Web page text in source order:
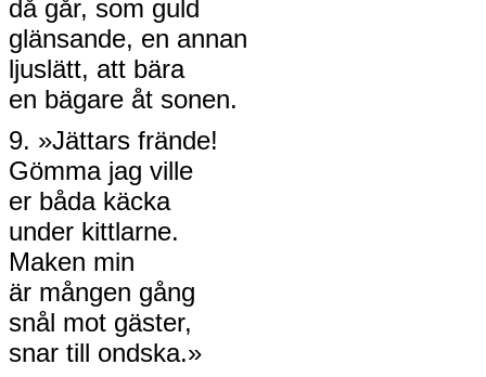
då går, som guld
glänsande, en annan
ljuslätt, att bära
en bägare åt sonen.
9. »Jättars frände!
Gömma jag ville
er båda käcka
under kittlarne.
Maken min
är mången gång
snål mot gäster,
snar till ondska.»